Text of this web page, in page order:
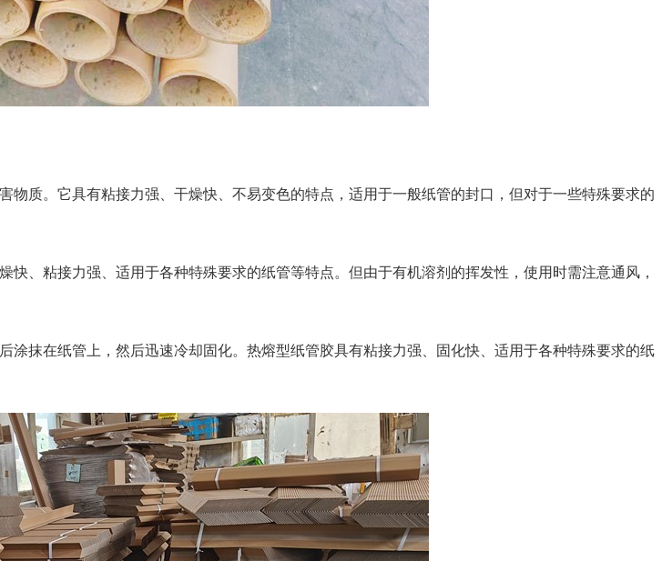
质。它具有粘接力强、干燥快、不易变色的特点，适用于一般纸管的封口，但对于一些特殊要求的
粘接力强、适用于各种特殊要求的纸管等特点。但由于有机溶剂的挥发性，使用时需注意通风，
抹在纸管上，然后迅速冷却固化。热熔型纸管胶具有粘接力强、固化快、适用于各种特殊要求的纸